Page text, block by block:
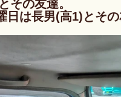
その友達。
日は長男(高1)とそ